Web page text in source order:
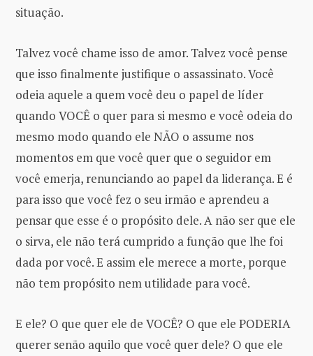
situação.
Talvez você chame isso de amor. Talvez você pense
que isso finalmente justifique o assassinato. Você
odeia aquele a quem você deu o papel de líder
quando VOCÊ o quer para si mesmo e você odeia do
mesmo modo quando ele NÃO o assume nos
momentos em que você quer que o seguidor em
você emerja, renunciando ao papel da liderança. E é
para isso que você fez o seu irmão e aprendeu a
pensar que esse é o propósito dele. A não ser que ele
o sirva, ele não terá cumprido a função que lhe foi
dada por você. E assim ele merece a morte, porque
não tem propósito nem utilidade para você.
E ele? O que quer ele de VOCÊ? O que ele PODERIA
querer senão aquilo que você quer dele? O que ele